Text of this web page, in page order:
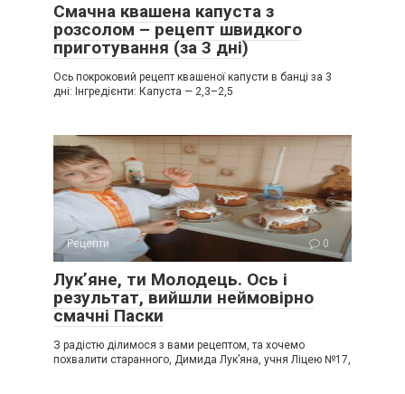
Смачна квашена капуста з
розсолом – рецепт швидкого
приготування (за 3 дні)
Ось покроковий рецепт квашеної капусти в банці за 3
дні: Інгредієнти: Капуста — 2,3–2,5
Рецепти 0
Лук’яне, ти Молодець. Ось і
результат, вийшли неймовірно
смачні Паски
З радістю ділимося з вами рецептом, та хочемо
похвалити старанного, Димида Лук’яна, учня Ліцею №17,